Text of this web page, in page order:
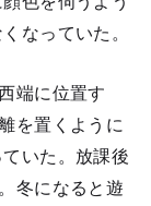
なっていた。
端に位置す
を置くように
いた。放課後
冬になると遊